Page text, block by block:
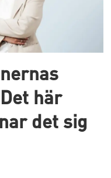
här
det sig